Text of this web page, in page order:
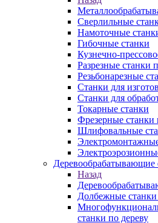
Сверлильные
Намоточные
Гибочные станки
Кузнечно-
Разрезные станки
Резьбонарезные
Станки для
Станки для
Токарные станки
Фрезерные станки
Шлифовальные
Деревообрабатывающие
Назад
Долбежные станки
станки по дереву